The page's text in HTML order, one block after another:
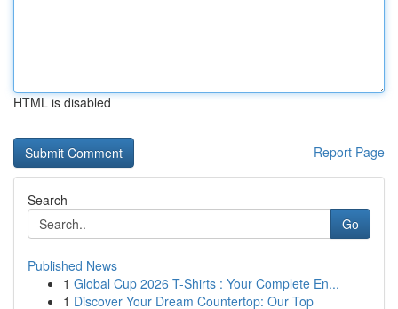
HTML is disabled
Report Page
Search
Go
Published News
1 Global Cup 2026 T-Shirts : Your Complete En...
1 Discover Your Dream Countertop: Our Top